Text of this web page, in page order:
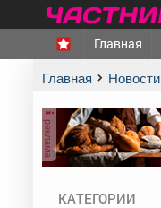
Главная
Главная Новости
реклама
КАТЕГОРИИ